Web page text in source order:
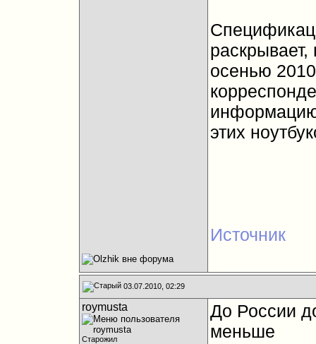
осенью
информацию
этих
Источник
03.07.2010, 02:29
roymusta
Старожил
До России
меньше